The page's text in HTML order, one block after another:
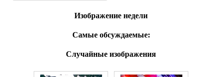
Изображение недели
Самые обсуждаемые:
Случайные изображения